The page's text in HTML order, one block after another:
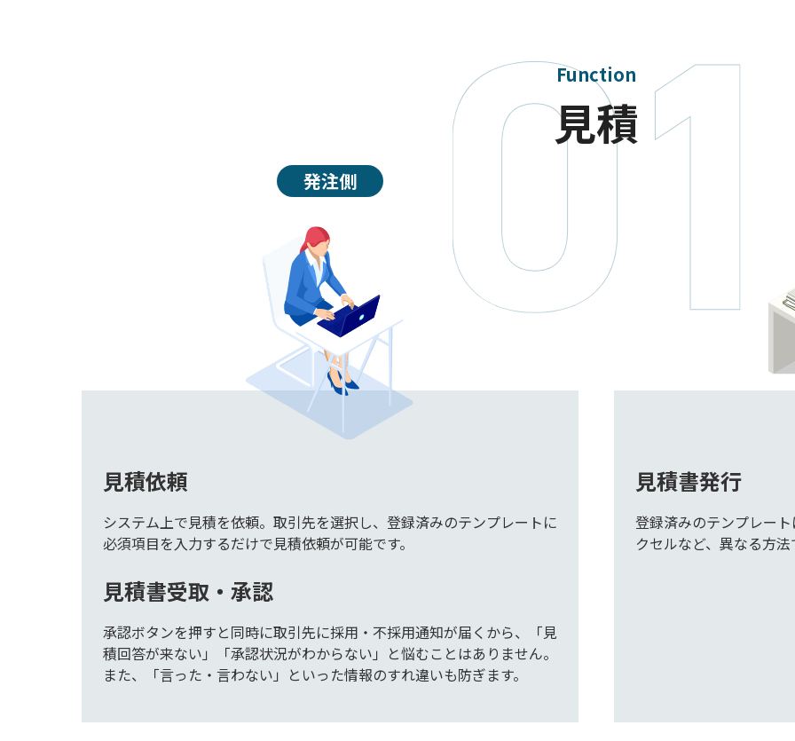
Function
見積
発注側
見積依頼
システム上で見積を依頼。取引先を選択し、登録済みのテンプレートに
必須項目を入力するだけで見積依頼が可能です。
見積書受取・承認
承認ボタンを押すと同時に取引先に採用・不採用通知が届くから、「見
積回答が来ない」「承認状況がわからない」と悩むことはありません。
また、「言った・言わない」といった情報のすれ違いも防ぎます。
見積書発行
登録済みのテンプレー
クセルなど、異なる方